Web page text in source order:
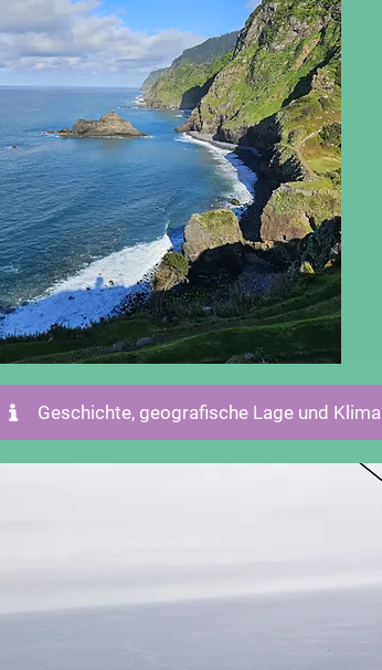
Geschichte, geografische Lage und Klima